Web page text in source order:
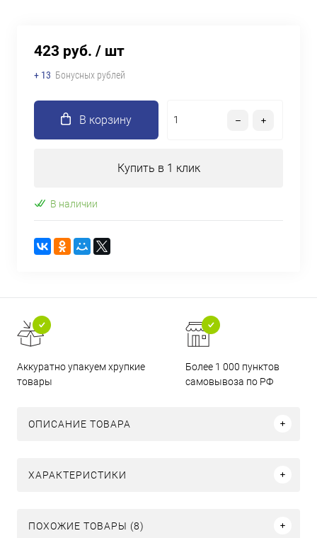
423 руб. / шт
+ 13 Бонусных рублей
В корзину
Купить в 1 клик
В наличии
Аккуратно упакуем хрупкие
товары
Более 1 000 пунктов
самовывоза по РФ
ОПИСАНИЕ ТОВАРА
ХАРАКТЕРИСТИКИ
ПОХОЖИЕ ТОВАРЫ (8)